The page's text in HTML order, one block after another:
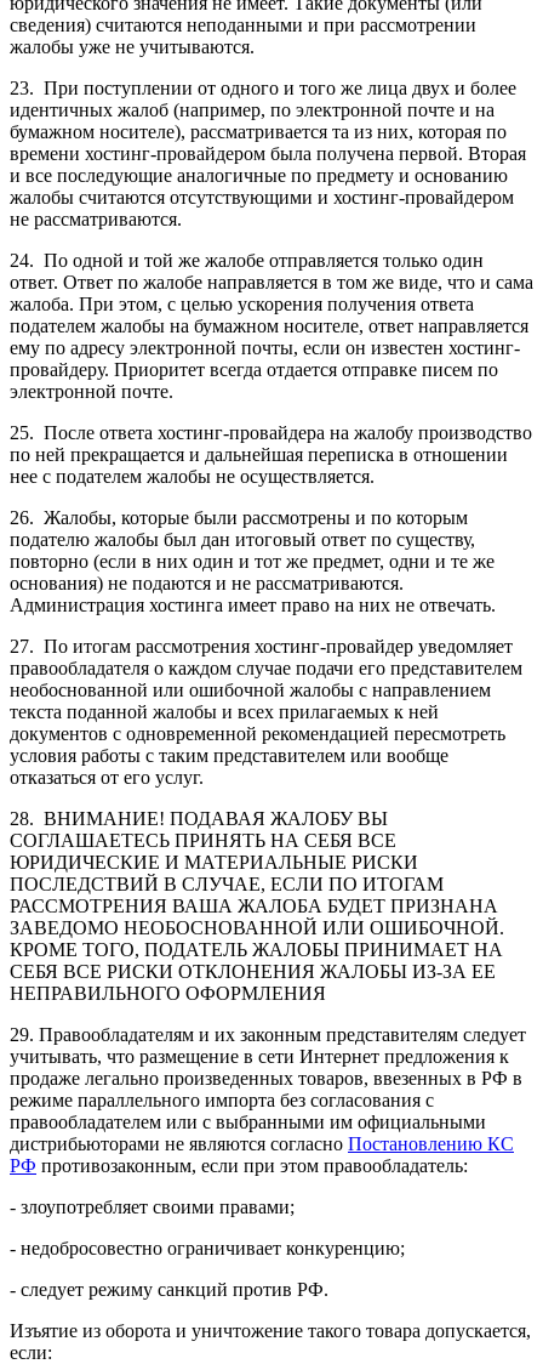
сведения) считаются неподанными и при рассмотрении
жалобы уже не учитываются.
23. При поступлении от одного и того же лица двух и более
идентичных жалоб (например, по электронной почте и на
бумажном носителе), рассматривается та из них, которая по
времени хостинг-провайдером была получена первой. Вторая
и все последующие аналогичные по предмету и основанию
жалобы считаются отсутствующими и хостинг-провайдером
не рассматриваются.
24. По одной и той же жалобе отправляется только один
ответ. Ответ по жалобе направляется в том же виде, что и сама
жалоба. При этом, с целью ускорения получения ответа
подателем жалобы на бумажном носителе, ответ направляется
ему по адресу электронной почты, если он известен хостинг-
провайдеру. Приоритет всегда отдается отправке писем по
электронной почте.
25. После ответа хостинг-провайдера на жалобу производство
по ней прекращается и дальнейшая переписка в отношении
нее с подателем жалобы не осуществляется.
26. Жалобы, которые были рассмотрены и по которым
подателю жалобы был дан итоговый ответ по существу,
повторно (если в них один и тот же предмет, одни и те же
основания) не подаются и не рассматриваются.
Администрация хостинга имеет право на них не отвечать.
27. По итогам рассмотрения хостинг-провайдер уведомляет
правообладателя о каждом случае подачи его представителем
необоснованной или ошибочной жалобы с направлением
текста поданной жалобы и всех прилагаемых к ней
документов с одновременной рекомендацией пересмотреть
условия работы с таким представителем или вообще
отказаться от его услуг.
28. ВНИМАНИЕ! ПОДАВАЯ ЖАЛОБУ ВЫ
СОГЛАШАЕТЕСЬ ПРИНЯТЬ НА СЕБЯ ВСЕ
ЮРИДИЧЕСКИЕ И МАТЕРИАЛЬНЫЕ РИСКИ
ПОСЛЕДСТВИЙ В СЛУЧАЕ, ЕСЛИ ПО ИТОГАМ
РАССМОТРЕНИЯ ВАША ЖАЛОБА БУДЕТ ПРИЗНАНА
ЗАВЕДОМО НЕОБОСНОВАННОЙ ИЛИ ОШИБОЧНОЙ.
КРОМЕ ТОГО, ПОДАТЕЛЬ ЖАЛОБЫ ПРИНИМАЕТ НА
СЕБЯ ВСЕ РИСКИ ОТКЛОНЕНИЯ ЖАЛОБЫ ИЗ-ЗА ЕЕ
НЕПРАВИЛЬНОГО ОФОРМЛЕНИЯ
29. Правообладателям и их законным представителям следует
учитывать, что размещение в сети Интернет предложения к
продаже легально произведенных товаров, ввезенных в РФ в
режиме параллельного импорта без согласования с
правообладателем или с выбранными им официальными
дистрибьюторами не являются согласно Постановлению КС
РФ противозаконным, если при этом правообладатель:
- злоупотребляет своими правами;
- недобросовестно ограничивает конкуренцию;
- следует режиму санкций против РФ.
Изъятие из оборота и уничтожение такого товара допускается,
если: